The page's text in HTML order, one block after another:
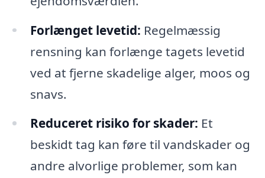
Forlænget levetid: Regelmæssig
rensning kan forlænge tagets levetid
ved at fjerne skadelige alger, moos og
snavs.
Reduceret risiko for skader: Et
beskidt tag kan føre til vandskader og
andre alvorlige problemer, som kan